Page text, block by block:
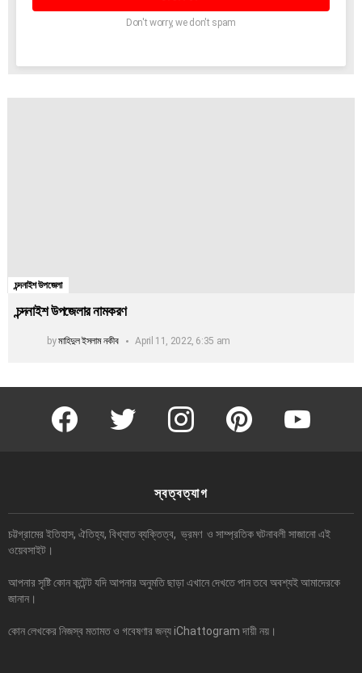
Don't worry, we don't spam
চন্দনাইশ উপজেলা
চন্দনাইশ উপজেলার নামকরণ
byমাহিদুল ইসলাম নকীব April 11, 2022, 6:35 am
facebook twitter instagram pinterest youtube
স্বত্বত্যাগ
চট্টগ্রামের ইতিহাস, ঐতিহ্য, বিখ্যাত ব্যক্তিত্ব, ভ্রমণ ও সাম্প্রতিক ঘটনাবলী সাজানো এই
ওয়েবসাইট।
আপনার সৃষ্টি কোন কন্টেন্ট যদি আপনার অনুমতি ছাড়া এখানে দেখতে পান তবে অবশ্যই আমাদেরকে
জানান।
কোন লেখকের নিজস্ব মতামত ও গবেষণার জন্য iChattogram দায়ী নয়।